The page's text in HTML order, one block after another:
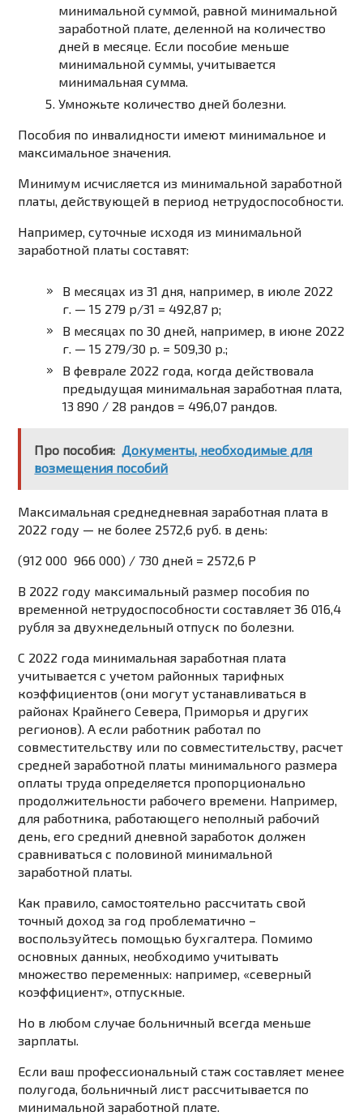
минимальной суммой, равной минимальной
заработной плате, деленной на количество
дней в месяце. Если пособие меньше
минимальной суммы, учитывается
минимальная сумма.
Умножьте количество дней болезни.
Пособия по инвалидности имеют минимальное и
максимальное значения.
Минимум исчисляется из минимальной заработной
платы, действующей в период нетрудоспособности.
Например, суточные исходя из минимальной
заработной платы составят:
В месяцах из 31 дня, например, в июле 2022
г. — 15 279 р/31 = 492,87 р;
В месяцах по 30 дней, например, в июне 2022
г. — 15 279/30 р. = 509,30 р.;
В феврале 2022 года, когда действовала
предыдущая минимальная заработная плата,
13 890 / 28 рандов = 496,07 рандов.
Про пособия: Документы, необходимые для
возмещения пособий
Максимальная среднедневная заработная плата в
2022 году — не более 2572,6 руб. в день:
(912 000 966 000) / 730 дней = 2572,6 Р
В 2022 году максимальный размер пособия по
временной нетрудоспособности составляет 36 016,4
рубля за двухнедельный отпуск по болезни.
С 2022 года минимальная заработная плата
учитывается с учетом районных тарифных
коэффициентов (они могут устанавливаться в
районах Крайнего Севера, Приморья и других
регионов). А если работник работал по
совместительству или по совместительству, расчет
средней заработной платы минимального размера
оплаты труда определяется пропорционально
продолжительности рабочего времени. Например,
для работника, работающего неполный рабочий
день, его средний дневной заработок должен
сравниваться с половиной минимальной
заработной платы.
Как правило, самостоятельно рассчитать свой
точный доход за год проблематично –
воспользуйтесь помощью бухгалтера. Помимо
основных данных, необходимо учитывать
множество переменных: например, «северный
коэффициент», отпускные.
Но в любом случае больничный всегда меньше
зарплаты.
Если ваш профессиональный стаж составляет менее
полугода, больничный лист рассчитывается по
минимальной заработной плате.